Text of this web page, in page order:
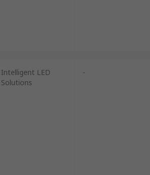
Intelligent LED
Solutions
-